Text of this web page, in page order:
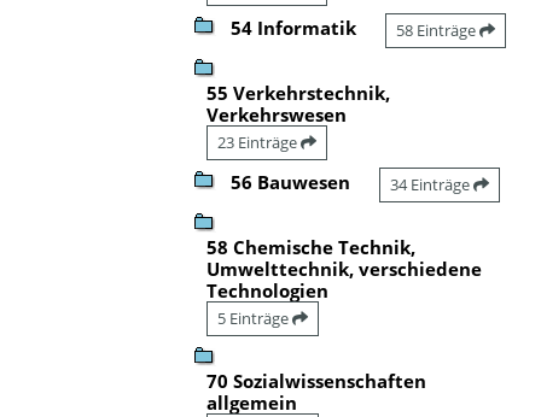
54 Informatik 58 Einträge
55 Verkehrstechnik,
Verkehrswesen
23 Einträge
56 Bauwesen 34 Einträge
58 Chemische Technik,
Umwelttechnik, verschiedene
Technologien
5 Einträge
70 Sozialwissenschaften
allgemein